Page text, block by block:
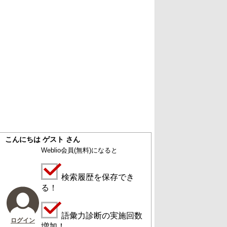
こんにちは ゲスト さん
ログイン
Weblio会員(無料)になると
検索履歴を保存でき
る！
語彙力診断の実施回数